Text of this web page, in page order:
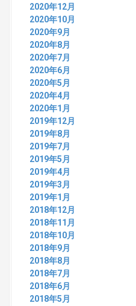
2020年12月
2020年10月
2020年9月
2020年8月
2020年7月
2020年6月
2020年5月
2020年4月
2020年1月
2019年12月
2019年8月
2019年7月
2019年5月
2019年4月
2019年3月
2019年1月
2018年12月
2018年11月
2018年10月
2018年9月
2018年8月
2018年7月
2018年6月
2018年5月